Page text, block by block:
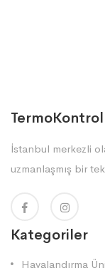
İstanbul merkezli
uzmanlaşmış bir
Kategoriler
Havalandırma